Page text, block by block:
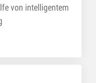
von intelligentem